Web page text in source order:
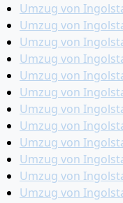
Umzug von
Umzug von
Umzug von
Umzug von
Umzug von
Umzug von
Umzug von
Umzug von
Umzug von
Umzug von
Umzug von
Umzug von